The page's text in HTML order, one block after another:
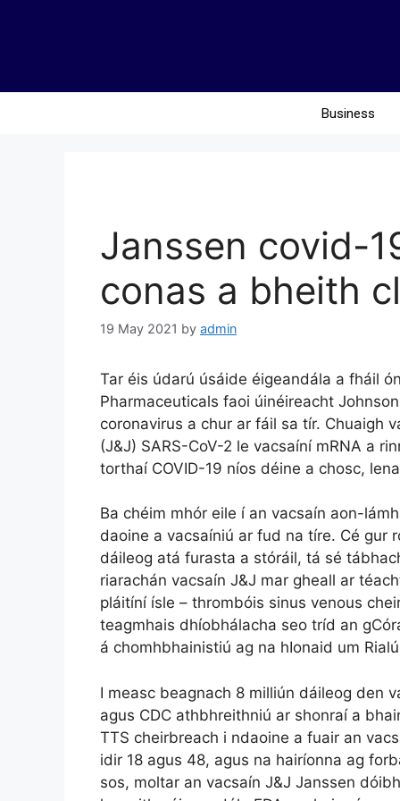
Business
Janssen covid-
conas a bheith
19 May 2021 by admin
Tar éis údarú úsáide éigeandála a fháil
Pharmaceuticals faoi úinéireacht
coronavirus a chur ar fáil sa tír. Chuaigh
(J&J) SARS-CoV-2 le vacsaíní mRNA a
torthaí COVID-19 níos déine a chosc,
Ba chéim mhór eile í an vacsaín aon-
daoine a vacsaíniú ar fud na tíre. Cé gur
dáileog atá furasta a stóráil, tá sé
riarachán vacsaín J&J mar gheall ar
pláitíní ísle – thrombóis sinus venous
teagmhais dhíobhálacha seo tríd an
á chomhbhainistiú ag na hIonaid um
I measc beagnach 8 milliún dáileog den
agus CDC athbhreithniú ar shonraí a
TTS cheirbreach i ndaoine a fuair an
idir 18 agus 48, agus na hairíonna ag
sos, moltar an vacsaín J&J Janssen